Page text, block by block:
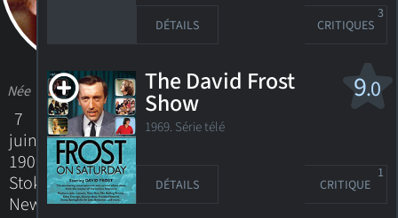
Née
7
juin
1909
Stoke
Newington,
DÉTAILS CRITIQUES
3
9.0
The David Frost
Show
1969. Série télé
DÉTAILS CRITIQUE
1